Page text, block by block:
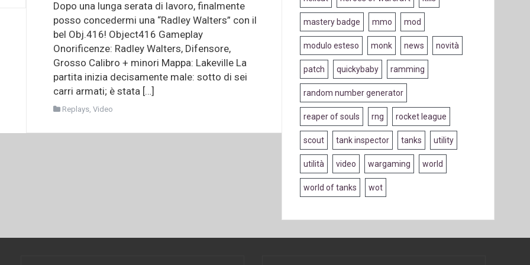
Dopo una lunga serata di lavoro, finalmente
posso concedermi una “Radley Walters” con il
bel Obj.416! Object416 Gameplay
Onorificenze: Radley Walters, Difensore,
Grosso Calibro + minori Mappa: Lakeville La
partita inizia decisamente male: sotto di sei
carri armati; è stata […]
Replays, Video
mastery badge mmo mod
modulo esteso monk news novità
patch quickybaby ramming
random number generator
reaper of souls rng rocket league
scout tank inspector tanks utility
utilità video wargaming world
world of tanks wot